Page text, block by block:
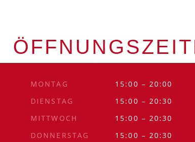
MONTAG
15:00 – 20:00
DIENSTAG
15:00 – 20:30
MITTWOCH
15:00 – 20:30
DONNERSTAG
15:00 – 20:30